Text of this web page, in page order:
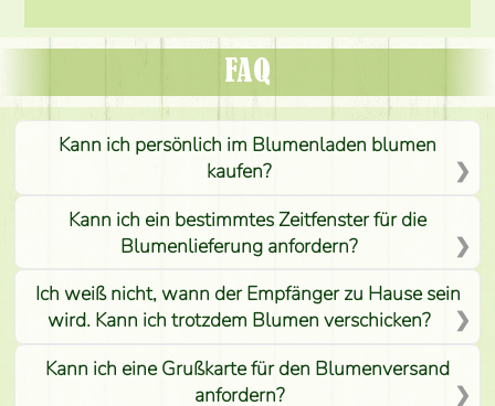
FAQ
Kann ich persönlich im Blumenladen blumen
kaufen?
Kann ich ein bestimmtes Zeitfenster für die
Blumenlieferung anfordern?
Ich weiß nicht, wann der Empfänger zu Hause sein
wird. Kann ich trotzdem Blumen verschicken?
Kann ich eine Grußkarte für den Blumenversand
anfordern?